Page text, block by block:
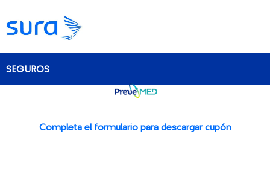
SEGUROS
Completa el formulario para descargar cupón